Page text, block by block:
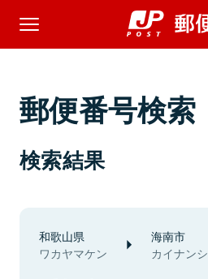
郵便番号検索
検索結果
和歌山県
ワカヤマケン
海南市
カイナンシ